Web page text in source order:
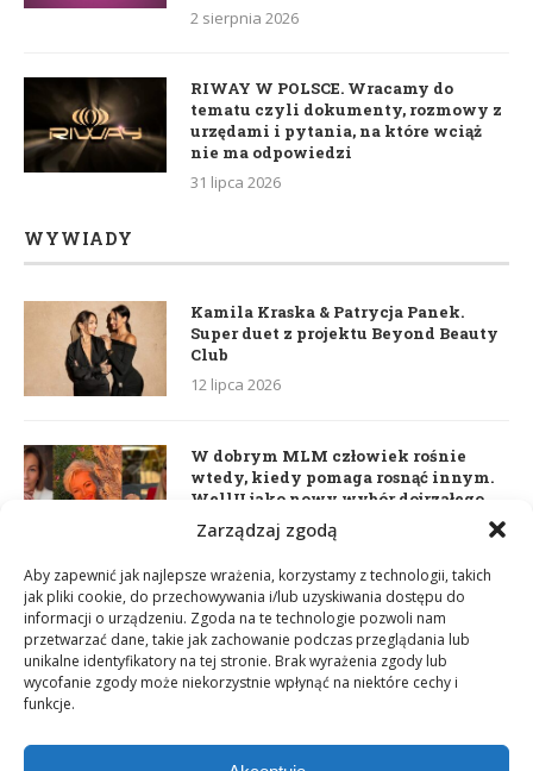
Zarządzaj zgodą
Aby zapewnić jak najlepsze wrażenia, korzystamy z technologii, takich
jak pliki cookie, do przechowywania i/lub uzyskiwania dostępu do
informacji o urządzeniu. Zgoda na te technologie pozwoli nam
przetwarzać dane, takie jak zachowanie podczas przeglądania lub
unikalne identyfikatory na tej stronie. Brak wyrażenia zgody lub
wycofanie zgody może niekorzystnie wpłynąć na niektóre cechy i
funkcje.
2 sierpnia 2026
RIWAY W POLSCE. Wracamy do
tematu czyli dokumenty, rozmowy z
urzędami i pytania, na które wciąż
nie ma odpowiedzi
31 lipca 2026
WYWIADY
Kamila Kraska & Patrycja Panek.
Super duet z projektu Beyond Beauty
Club
12 lipca 2026
W dobrym MLM człowiek rośnie
wtedy, kiedy pomaga rosnąć innym.
WellU jako nowy wybór dojrzałego
lidera
Daria Dudzik. Kocham Cię
17 kwietnia 2026